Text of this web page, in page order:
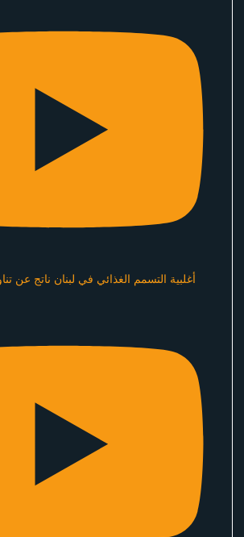
أغلبية التسمم الغذائي في لبنان ناتج عن